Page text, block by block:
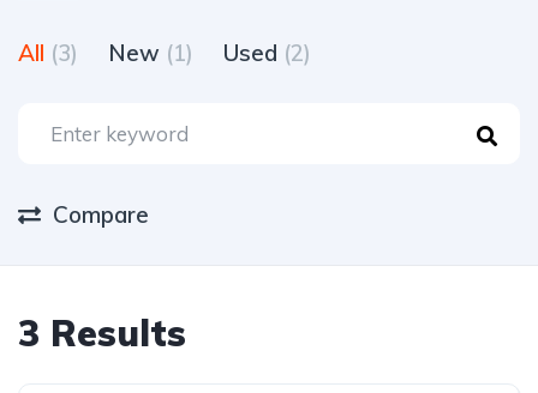
All (3) New (1) Used (2)
Compare
3 Results